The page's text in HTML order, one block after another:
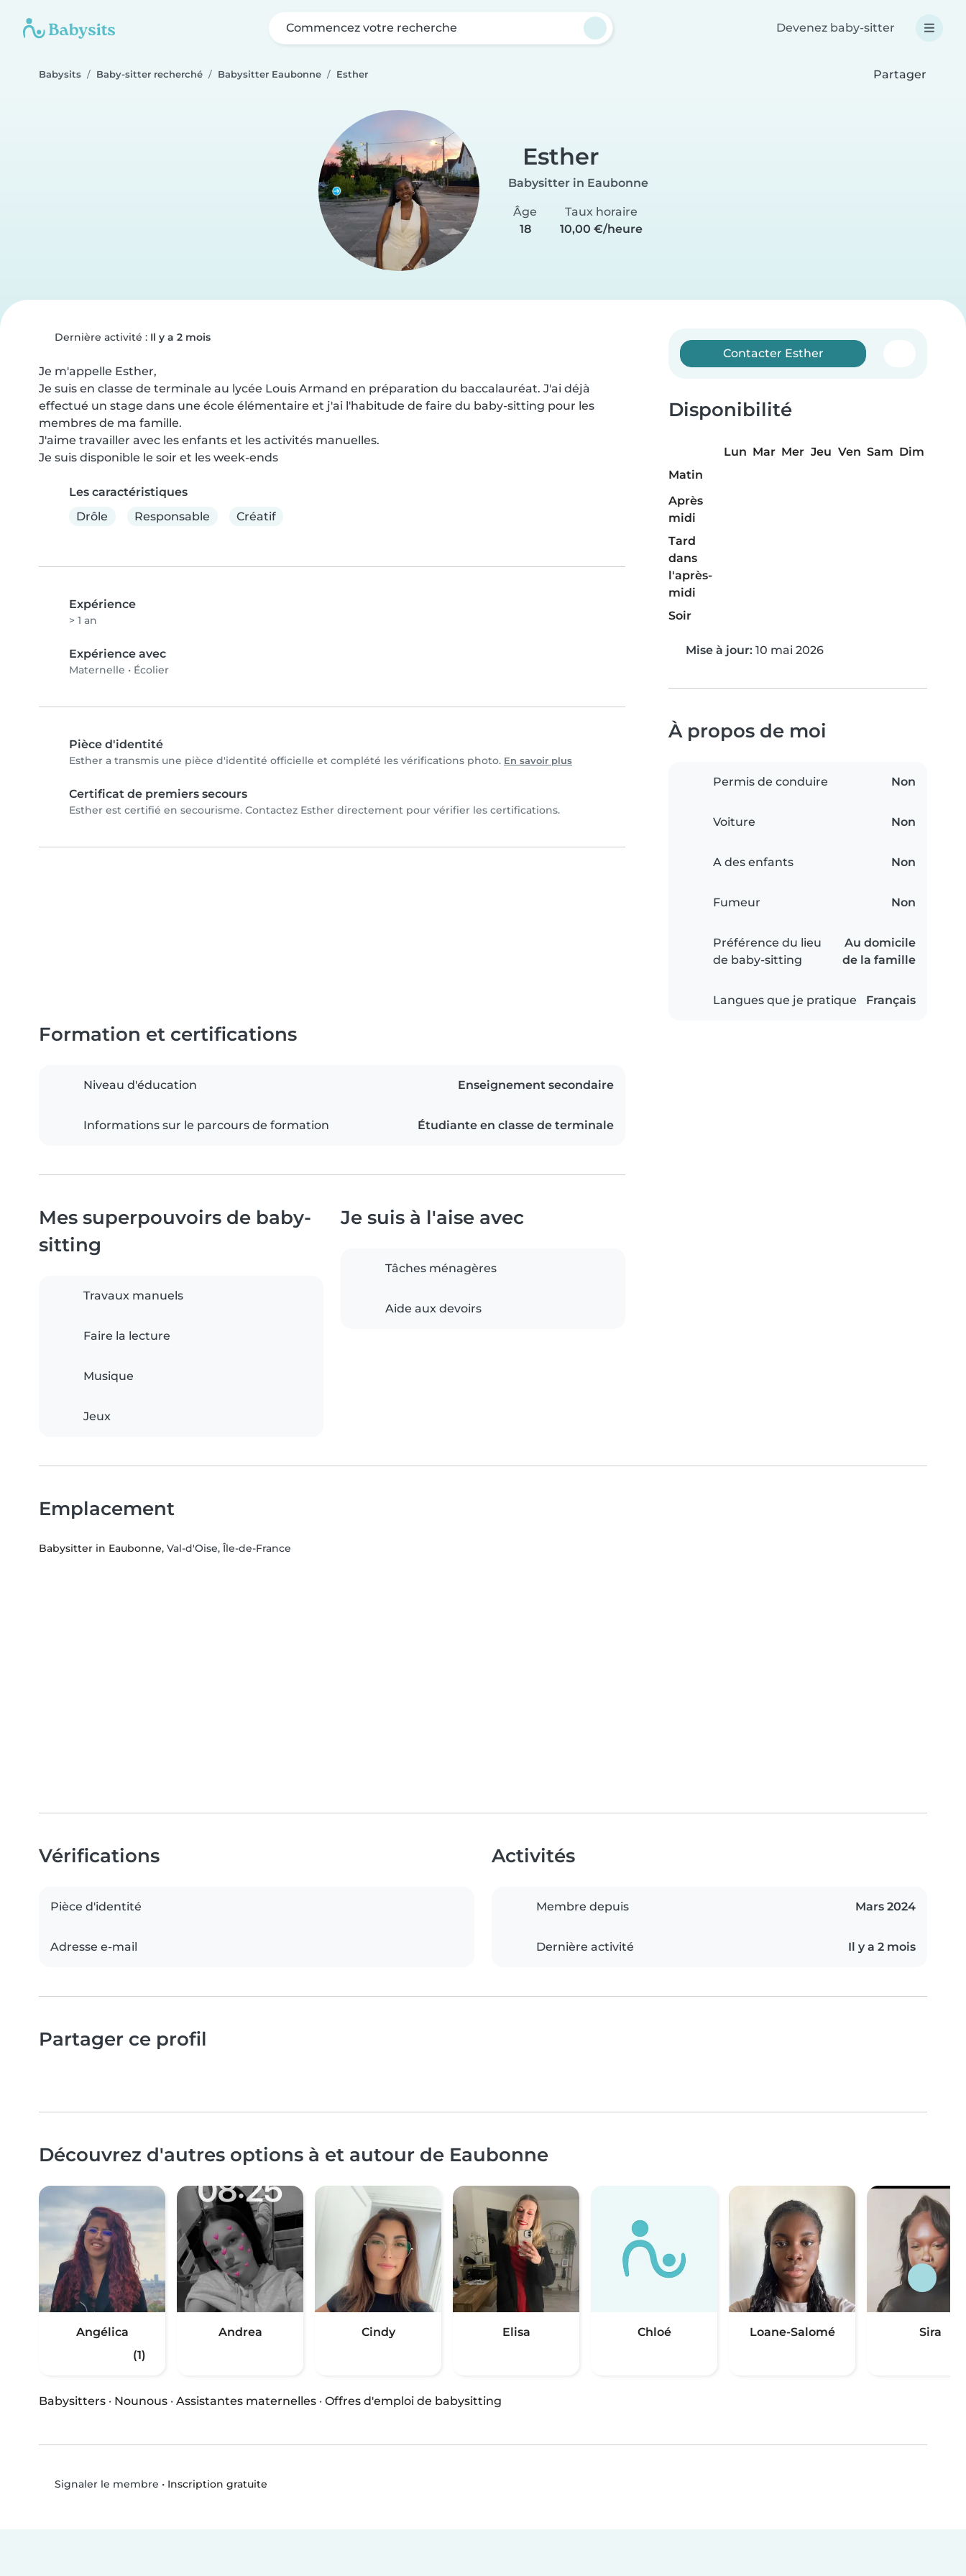
Commencez votre recherche Devenez baby-sitter
Babysits Baby-sitter recherché Babysitter Eaubonne Esther Partager
Esther
Babysitter in Eaubonne
Âge
18
Taux horaire
10,00 €/heure
Dernière activité : Il y a 2 mois
Je m'appelle Esther,
Je suis en classe de terminale au lycée Louis Armand en préparation du baccalauréat. J'ai déjà
effectué un stage dans une école élémentaire et j'ai l'habitude de faire du baby-sitting pour les
membres de ma famille.
J'aime travailler avec les enfants et les activités manuelles.
Je suis disponible le soir et les week-ends
Les caractéristiques
Drôle
Responsable Créatif
Expérience
> 1 an
Expérience avec
Maternelle • Écolier
Pièce d'identité
Esther a transmis une pièce d'identité officielle et complété les vérifications photo. En savoir plus
Certificat de premiers secours
Esther est certifié en secourisme. Contactez Esther directement pour vérifier les certifications.
Contacter Esther
Disponibilité
Lun Mar Mer Jeu Ven Sam Dim
Matin
Après
midi
Tard
dans
l'après-
midi
Soir
Mise à jour: 10 mai 2026
À propos de moi
Permis de conduire Non
Voiture Non
A des enfants Non
Fumeur Non
Préférence du lieu
de baby-sitting
Au domicile
de la famille
Langues que je pratique Français
Formation et certifications
Niveau d'éducation Enseignement secondaire
Informations sur le parcours de formation Étudiante en classe de terminale
Mes superpouvoirs de baby-
sitting
Travaux manuels
Faire la lecture
Musique
Jeux
Je suis à l'aise avec
Tâches ménagères
Aide aux devoirs
Emplacement
Babysitter in Eaubonne, Val-d'Oise, Île-de-France
Vérifications
Pièce d'identité
Adresse e-mail
Activités
Membre depuis Mars 2024
Dernière activité Il y a 2 mois
Partager ce profil
Découvrez d'autres options à et autour de Eaubonne
Angélica
(1)
Andrea Cindy Elisa Chloé Loane-Salomé Sira
Babysitters · Nounous · Assistantes maternelles · Offres d'emploi de babysitting
Signaler le membre • Inscription gratuite